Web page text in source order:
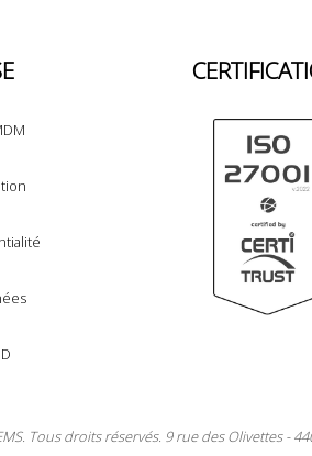
Tous droits réservés. 9 rue des Olivettes -